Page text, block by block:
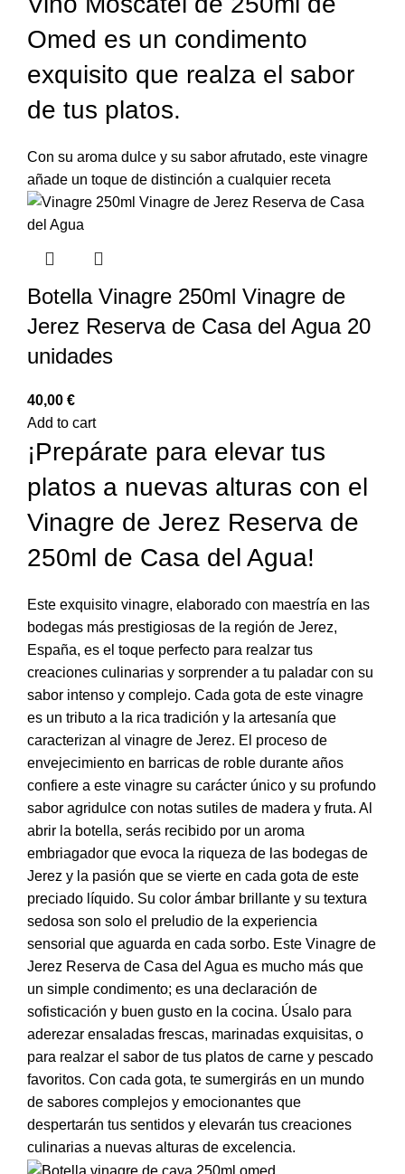
Omed es un condimento
exquisito que realza el sabor
de tus platos.
Con su aroma dulce y su sabor afrutado, este vinagre
añade un toque de distinción a cualquier receta
Botella Vinagre 250ml Vinagre de
Jerez Reserva de Casa del Agua 20
unidades
€
Add to cart
¡Prepárate para elevar tus
platos a nuevas alturas con el
Vinagre de Jerez Reserva de
250ml de Casa del Agua!
Este exquisito vinagre, elaborado con maestría en las
bodegas más prestigiosas de la región de Jerez,
España, es el toque perfecto para realzar tus
creaciones culinarias y sorprender a tu paladar con su
sabor intenso y complejo. Cada gota de este vinagre
es un tributo a la rica tradición y la artesanía que
caracterizan al vinagre de Jerez. El proceso de
envejecimiento en barricas de roble durante años
confiere a este vinagre su carácter único y su profundo
sabor agridulce con notas sutiles de madera y fruta. Al
abrir la botella, serás recibido por un aroma
embriagador que evoca la riqueza de las bodegas de
Jerez y la pasión que se vierte en cada gota de este
preciado líquido. Su color ámbar brillante y su textura
sedosa son solo el preludio de la experiencia
sensorial que aguarda en cada sorbo. Este Vinagre de
Jerez Reserva de Casa del Agua es mucho más que
un simple condimento; es una declaración de
sofisticación y buen gusto en la cocina. Úsalo para
aderezar ensaladas frescas, marinadas exquisitas, o
para realzar el sabor de tus platos de carne y pescado
favoritos. Con cada gota, te sumergirás en un mundo
de sabores complejos y emocionantes que
despertarán tus sentidos y elevarán tus creaciones
culinarias a nuevas alturas de excelencia.